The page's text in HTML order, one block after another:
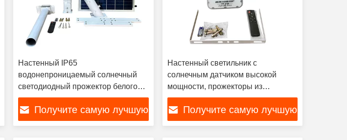
Настенный IP65
водонепроницаемый солнечный
светодиодный прожектор белого
цвета
Получите самую лучшую
Настенный светильник с
солнечным датчиком высокой
мощности, прожекторы из
алюминиевого сплава на
солнечной энергии
Получите самую лучшую